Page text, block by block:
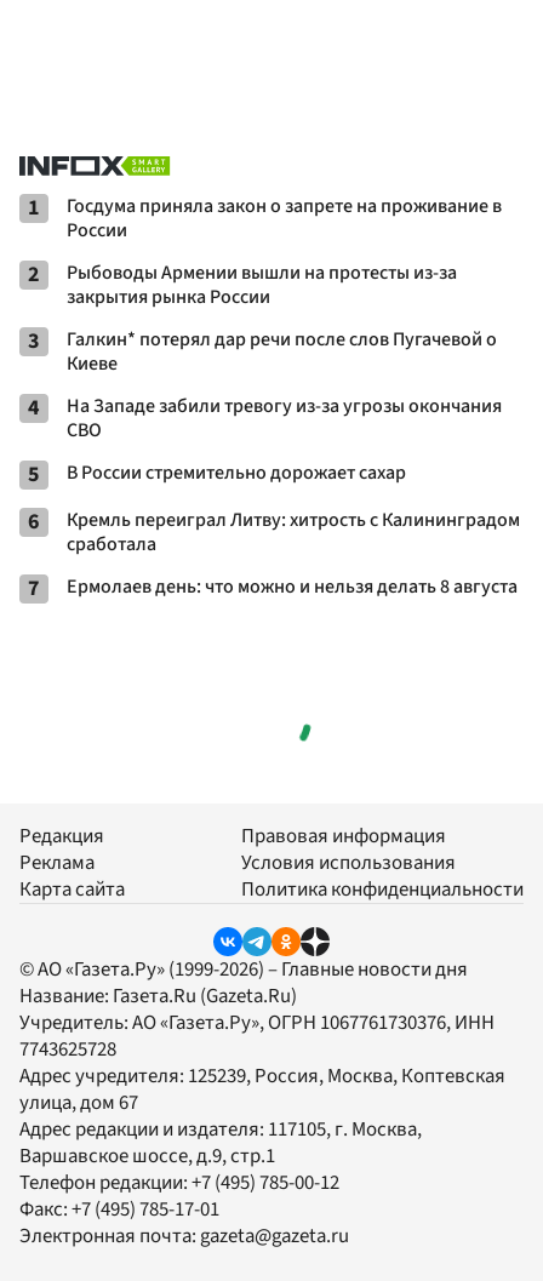
1
Госдума приняла закон о запрете на проживание в
России
2
Рыбоводы Армении вышли на протесты из-за
закрытия рынка России
3
Галкин* потерял дар речи после слов Пугачевой о
Киеве
4
На Западе забили тревогу из-за угрозы окончания
СВО
5 В России стремительно дорожает сахар
6
Кремль переиграл Литву: хитрость с Калининградом
сработала
7 Ермолаев день: что можно и нельзя делать 8 августа
Редакция
Реклама
Карта сайта
Правовая информация
Условия использования
Политика конфиденциальности
© АО «Газета.Ру» (1999-2026) – Главные новости дня
Название: Газета.Ru (Gazeta.Ru)
Учредитель:АО «Газета.Ру», ОГРН 1067761730376, ИНН
7743625728
Адрес учредителя: 125239, Россия, Москва, Коптевская
улица, дом 67
Адрес редакции и издателя: 117105, г. Москва,
Варшавское шоссе, д.9, стр.1
Телефон редакции:+7 (495) 785-00-12
Факс:+7 (495) 785-17-01
Электронная почта: gazeta@gazeta.ru